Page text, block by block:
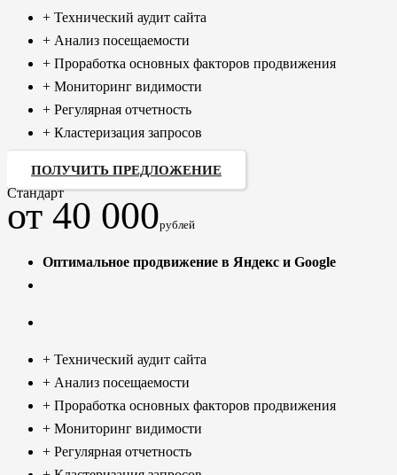
+ Технический аудит сайта
+ Анализ посещаемости
+ Проработка основных факторов продвижения
+ Мониторинг видимости
+ Регулярная отчетность
+ Кластеризация запросов
ПОЛУЧИТЬ ПРЕДЛОЖЕНИЕ
Стандарт
от 40 000рублей
Оптимальное продвижение в Яндекс и Google
+ Технический аудит сайта
+ Анализ посещаемости
+ Проработка основных факторов продвижения
+ Мониторинг видимости
+ Регулярная отчетность